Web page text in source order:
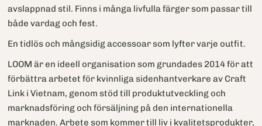
avslappnad stil. Finns i många livfulla färger som passar till
både vardag och fest.
En tidlös och mångsidig accessoar som lyfter varje outfit.
LOOM är en ideell organisation som grundades 2014 för att
förbättra arbetet för kvinnliga sidenhantverkare av Craft
Link i Vietnam, genom stöd till produktutveckling och
marknadsföring och försäljning på den internationella
marknaden. Arbete som kommer till liv i kvalitetsprodukter,